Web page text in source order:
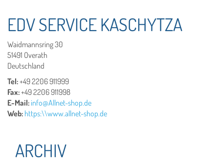
EDV SERVICE KASCHYTZA
Waidmannsring 30
51491 Overath
Deutschland
Tel:+49 2206 911999
Fax:+49 2206 911998
E-Mail: info@Allnet-shop.de
Web: https:\\www.allnet-shop.de
ARCHIV